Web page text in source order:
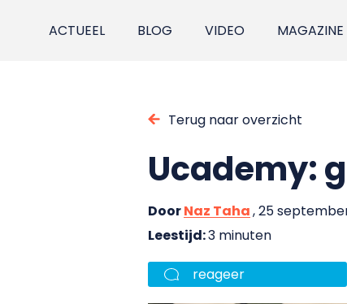
ACTUEEL BLOG VIDEO MAGAZINE
Terug naar overzicht
Ucademy:
DoorNaz Taha, 25
Leestijd:3 minuten
reageer